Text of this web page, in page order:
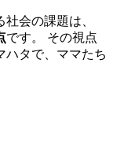
会の課題は、
です。 その視点
ハタで、ママたち